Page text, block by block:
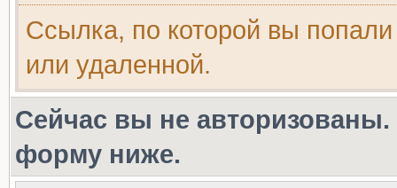
Ссылка, по которой вы
или удаленной.
Сейчас вы не авторизованы.
форму ниже.